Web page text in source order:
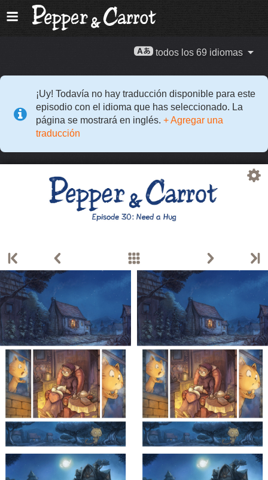
todos los 69 idiomas
¡Uy! Todavía no hay traducción disponible para este
episodio con el idioma que has seleccionado. La
página se mostrará en inglés. + Agregar una
traducción